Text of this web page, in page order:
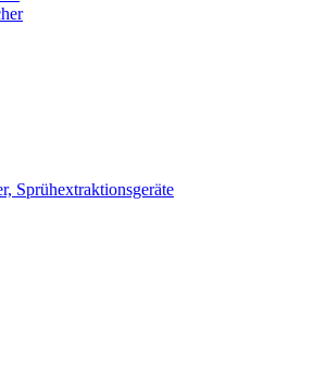
Sprühextraktionsgeräte